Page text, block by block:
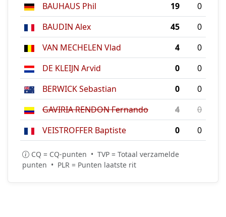
BAUHAUS Phil
19
0
BAUDIN Alex
45
0
VAN MECHELEN Vlad
4
0
DE KLEIJN Arvid
0
0
BERWICK Sebastian
0
0
GAVIRIA RENDON Fernando
4
0
VEISTROFFER Baptiste
0 0
CQ = CQ-punten • TVP = Totaal verzamelde
punten • PLR = Punten laatste rit